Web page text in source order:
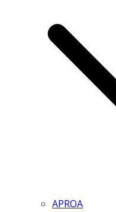
APROA